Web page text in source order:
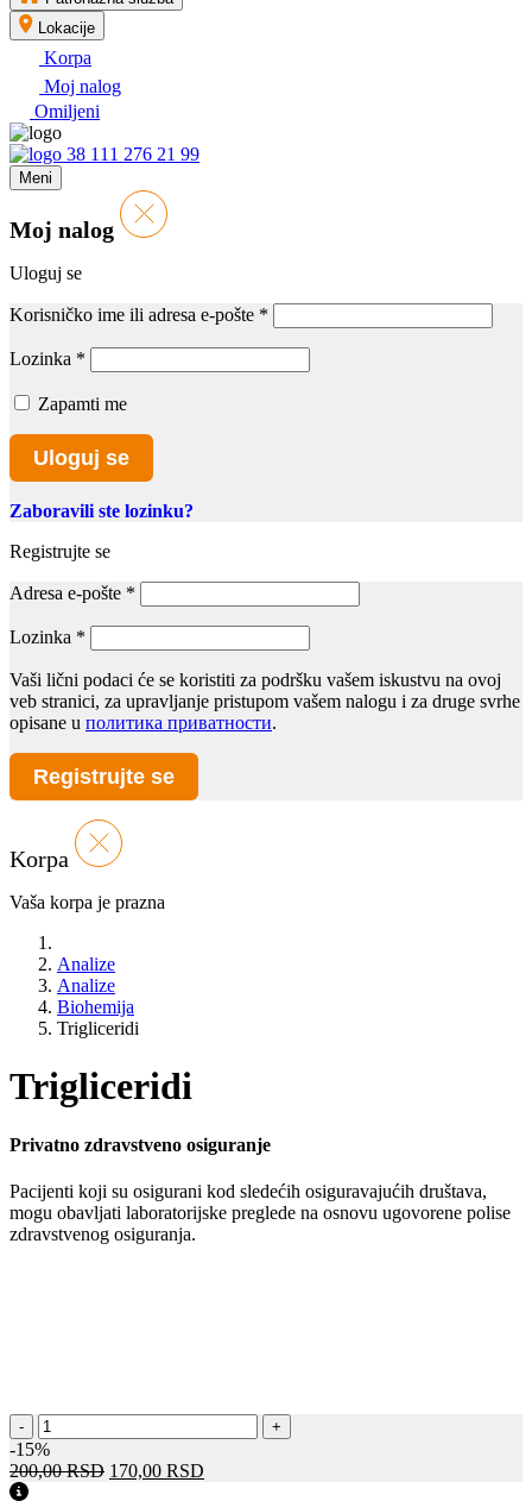
Lokacije
Korpa
Moj nalog
Omiljeni
38 111 276 21 99
Meni
Moj nalog
Uloguj se
Korisničko ime ili adresa e-pošte *
Lozinka *
Zapamti me
Uloguj se
Zaboravili ste lozinku?
Registrujte se
Adresa e-pošte *
Lozinka *
Vaši lični podaci će se koristiti za podršku vašem iskustvu na ovoj
veb stranici, za upravljanje pristupom vašem nalogu i za druge svrhe
opisane u политика приватности.
Registrujte se
Korpa
Vaša korpa je prazna
Analize
Analize
Biohemija
Trigliceridi
Trigliceridi
Privatno zdravstveno osiguranje
Pacijenti koji su osigurani kod sledećih osiguravajućih društava,
mogu obavljati laboratorijske preglede na osnovu ugovorene polise
zdravstvenog osiguranja.
-
Trigliceridi
количина
+
-15%
200,00RSD Оригинална
170,00 RSD